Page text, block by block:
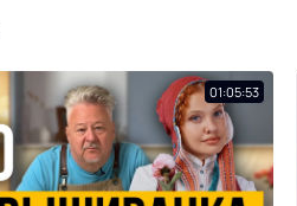
01:05:53